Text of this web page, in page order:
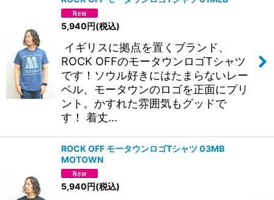
5,940円(税込)
イギリスに拠点を置くブランド、
ROCK OFFのモータウンロゴTシャツ
です！ソウル好きにはたまらないレー
ベル、モータウンのロゴを正面にプリ
ント。かすれた雰囲気もグッドで
す！ 着丈…
ROCK OFF モータウンロゴTシャツ 03MB
MOTOWN
5,940円(税込)